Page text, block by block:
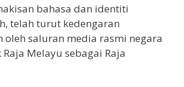
bahasa dan identiti
telah turut kedengaran
oleh saluran media rasmi negara
Melayu sebagai Raja